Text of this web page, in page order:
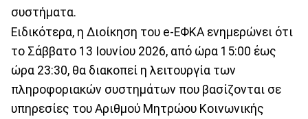
συστήματα.
Ειδικότερα, η Διοίκηση του e-ΕΦΚΑ ενημερώνει ότι
το Σάββατο 13 Ιουνίου 2026, από ώρα 15:00 έως
ώρα 23:30, θα διακοπεί η λειτουργία των
πληροφοριακών συστημάτων που βασίζονται σε
υπηρεσίες του Αριθμού Μητρώου Κοινωνικής